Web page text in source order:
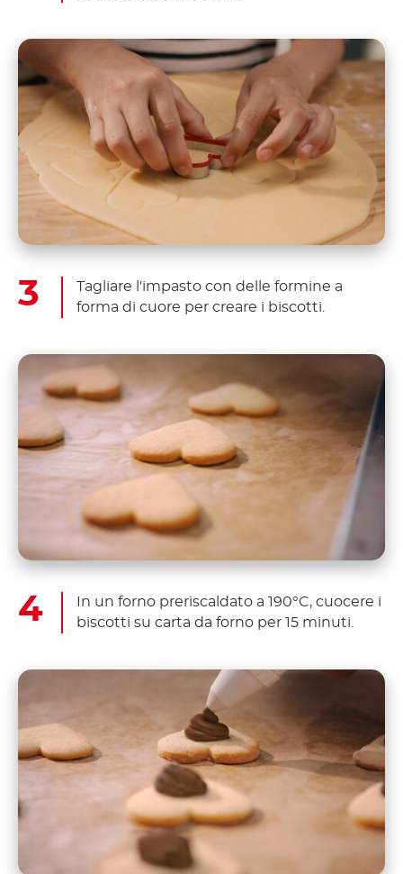
Tagliare l'impasto con delle formine a
forma di cuore per creare i biscotti.
In un forno preriscaldato a 190°C, cuocere i
biscotti su carta da forno per 15 minuti.